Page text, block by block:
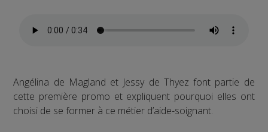
Angélina de Magland et Jessy de Thyez font partie de
cette première promo et expliquent pourquoi elles ont
choisi de se former à ce métier d’aide-soignant.